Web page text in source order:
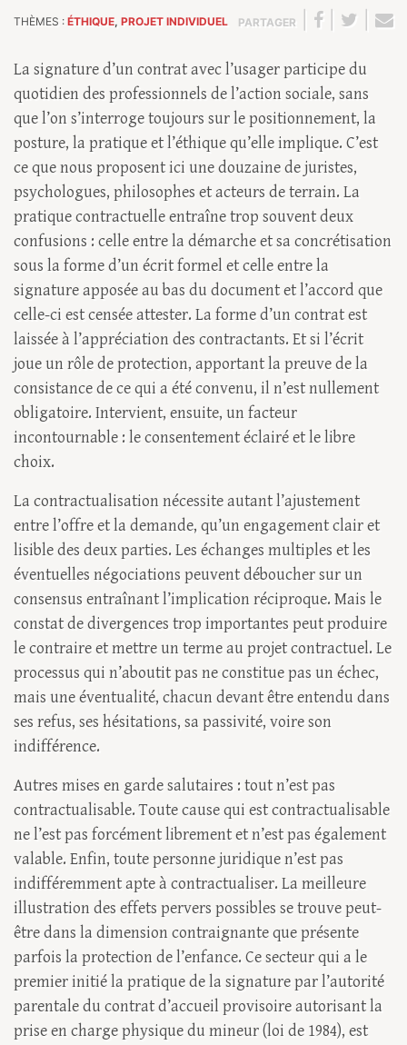
THÈMES : ÉTHIQUE, PROJET INDIVIDUEL PARTAGER
La signature d’un contrat avec l’usager participe du
quotidien des professionnels de l’action sociale, sans
que l’on s’interroge toujours sur le positionnement, la
posture, la pratique et l’éthique qu’elle implique. C’est
ce que nous proposent ici une douzaine de juristes,
psychologues, philosophes et acteurs de terrain. La
pratique contractuelle entraîne trop souvent deux
confusions : celle entre la démarche et sa concrétisation
sous la forme d’un écrit formel et celle entre la
signature apposée au bas du document et l’accord que
celle-ci est censée attester. La forme d’un contrat est
laissée à l’appréciation des contractants. Et si l’écrit
joue un rôle de protection, apportant la preuve de la
consistance de ce qui a été convenu, il n’est nullement
obligatoire. Intervient, ensuite, un facteur
incontournable : le consentement éclairé et le libre
choix.
La contractualisation nécessite autant l’ajustement
entre l’offre et la demande, qu’un engagement clair et
lisible des deux parties. Les échanges multiples et les
éventuelles négociations peuvent déboucher sur un
consensus entraînant l’implication réciproque. Mais le
constat de divergences trop importantes peut produire
le contraire et mettre un terme au projet contractuel. Le
processus qui n’aboutit pas ne constitue pas un échec,
mais une éventualité, chacun devant être entendu dans
ses refus, ses hésitations, sa passivité, voire son
indifférence.
Autres mises en garde salutaires : tout n’est pas
contractualisable. Toute cause qui est contractualisable
ne l’est pas forcément librement et n’est pas également
valable. Enfin, toute personne juridique n’est pas
indifféremment apte à contractualiser. La meilleure
illustration des effets pervers possibles se trouve peut-
être dans la dimension contraignante que présente
parfois la protection de l’enfance. Ce secteur qui a le
premier initié la pratique de la signature par l’autorité
parentale du contrat d’accueil provisoire autorisant la
prise en charge physique du mineur (loi de 1984), est